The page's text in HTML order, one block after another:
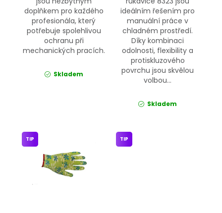
doplňkem pro každého
profesionála, který
potřebuje spolehlivou
ochranu při
mechanických pracích.
Skladem
ideálním řešením pro
manuální práce v
chladném prostředí.
Díky kombinaci
odolnosti, flexibility a
protiskluzového
povrchu jsou skvělou
volbou...
Skladem
TIP TIP